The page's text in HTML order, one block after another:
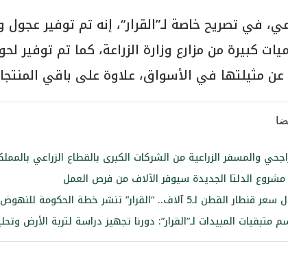
في تصريح خاصة لـ”القرار“، إنه تم توفير
كبيرة من مزارع وزارة الزراعة، كما تم توفير
والمسفر الزراعية من الشركات الكبرى بالقطاع الزراعي
مشروع الدلتا الجديدة سيوفر الآلاف من فرص العمل
آلاف.. “القرار” تنشر خطة الحكومة للنهوض بالذهب الأبيض
المبيدات لـ”القرار”: دورنا تجهيز دراسة لتربة الأرض